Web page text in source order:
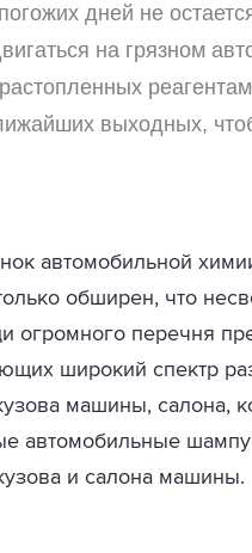
дней не
на грязном
выходных,
автомобильной
обширен, что
огромного перечня
широкий спектр
машины, салона,
автомобильные
и салона машины.